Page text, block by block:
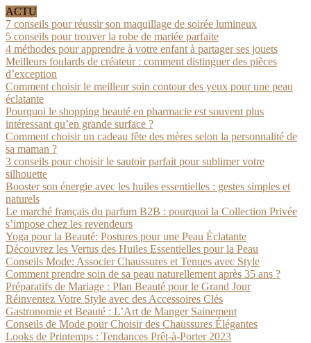
ACTU
7 conseils pour réussir son maquillage de soirée lumineux
5 conseils pour trouver la robe de mariée parfaite
4 méthodes pour apprendre à votre enfant à partager ses jouets
Meilleurs foulards de créateur : comment distinguer des pièces
d’exception
Comment choisir le meilleur soin contour des yeux pour une peau
éclatante
Pourquoi le shopping beauté en pharmacie est souvent plus
intéressant qu’en grande surface ?
Comment choisir un cadeau fête des mères selon la personnalité de
sa maman ?
3 conseils pour choisir le sautoir parfait pour sublimer votre
silhouette
Booster son énergie avec les huiles essentielles : gestes simples et
naturels
Le marché français du parfum B2B : pourquoi la Collection Privée
s’impose chez les revendeurs
Yoga pour la Beauté: Postures pour une Peau Éclatante
Découvrez les Vertus des Huiles Essentielles pour la Peau
Conseils Mode: Associer Chaussures et Tenues avec Style
Comment prendre soin de sa peau naturellement après 35 ans ?
Préparatifs de Mariage : Plan Beauté pour le Grand Jour
Réinventez Votre Style avec des Accessoires Clés
Gastronomie et Beauté : L’Art de Manger Sainement
Conseils de Mode pour Choisir des Chaussures Élégantes
Looks de Printemps : Tendances Prêt-à-Porter 2023